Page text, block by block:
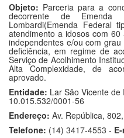
Objeto: Parceria para a
decorrente de Emenda
Lombardi(Emenda Federal
atendimento a idosos com
independentes e/ou com
deficiência, em regime de
Serviço de Acolhimento
Alta Complexidade, de
aprovado.
Entidade: Lar São Vicente
10.015.532/0001-56
Endereço: Av. República,
Telefone: (14) 3417-4553 -